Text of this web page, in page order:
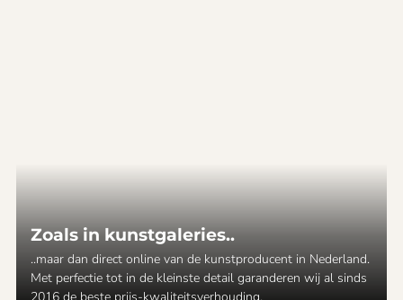
Zoals in kunstgaleries..
..maar dan direct online van de kunstproducent in Nederland.
Met perfectie tot in de kleinste detail garanderen wij al sinds